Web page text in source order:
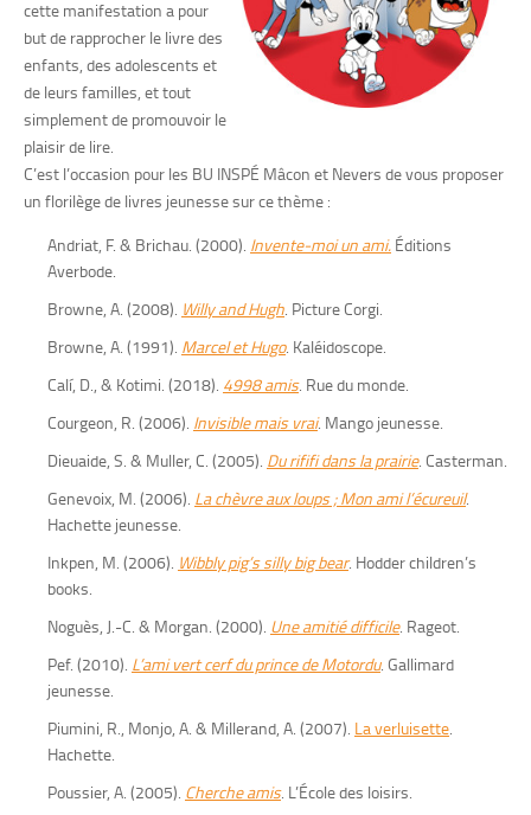
cette manifestation a pour
but de rapprocher le livre des
enfants, des adolescents et
de leurs familles, et tout
simplement de promouvoir le
plaisir de lire.
C’est l’occasion pour les BU INSPÉ Mâcon et Nevers de vous proposer
un florilège de livres jeunesse sur ce thème :
Andriat, F. & Brichau. (2000). Invente-moi un ami. Éditions
Averbode.
Browne, A. (2008). Willy and Hugh. Picture Corgi.
Browne, A. (1991). Marcel et Hugo. Kaléidoscope.
Calí, D., & Kotimi. (2018). 4998 amis. Rue du monde.
Courgeon, R. (2006). Invisible mais vrai. Mango jeunesse.
Dieuaide, S. & Muller, C. (2005). Du rififi dans la prairie. Casterman.
Genevoix, M. (2006). La chèvre aux loups ; Mon ami l’écureuil.
Hachette jeunesse.
Inkpen, M. (2006). Wibbly pig’s silly big bear. Hodder children’s
books.
Noguès, J.-C. & Morgan. (2000). Une amitié difficile. Rageot.
Pef. (2010). L’ami vert cerf du prince de Motordu. Gallimard
jeunesse.
Piumini, R., Monjo, A. & Millerand, A. (2007). La verluisette.
Hachette.
Poussier, A. (2005). Cherche amis. L’École des loisirs.